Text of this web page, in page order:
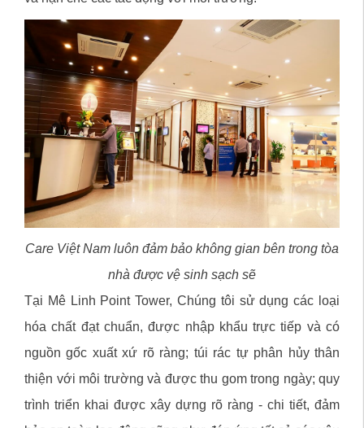
Care Việt Nam luôn đảm bảo không gian bên trong tòa
nhà được vệ sinh sạch sẽ
Tại Mê Linh Point Tower, Chúng tôi sử dụng các loại
hóa chất đạt chuẩn, được nhập khẩu trực tiếp và có
nguồn gốc xuất xứ rõ ràng; túi rác tự phân hủy thân
thiện với môi trường và được thu gom trong ngày; quy
trình triển khai được xây dựng rõ ràng - chi tiết, đảm